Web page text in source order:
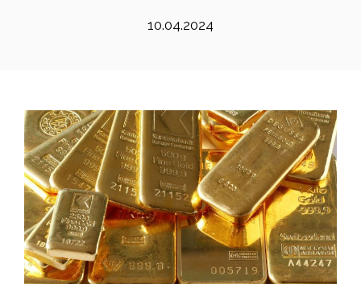
10.04.2024